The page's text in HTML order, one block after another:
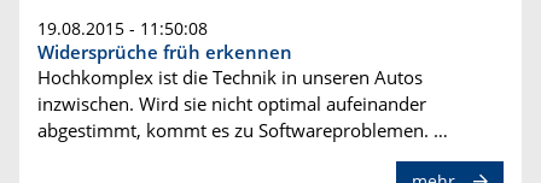
19.08.2015 - 11:50:08
Widersprüche früh erkennen
Hochkomplex ist die Technik in unseren Autos
inzwischen. Wird sie nicht optimal aufeinander
abgestimmt, kommt es zu Softwareproblemen. …